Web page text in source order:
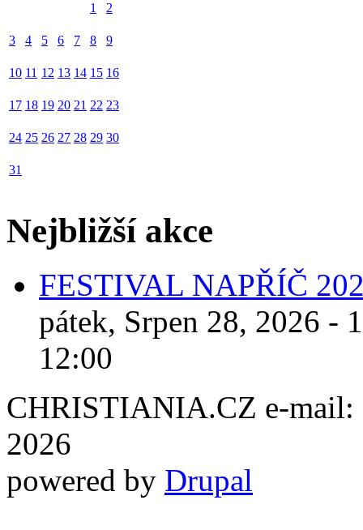
1
2
3 4 5 6 7 8 9
10 11 12 13 14 15 16
17 18 19 20 21 22 23
24 25 26 27 28 29 30
31
Nejbližší akce
FESTIVAL NAPŘÍČ
pátek, Srpen 28, 2026 -
12:00
CHRISTIANIA.CZ e-mail:
2026
powered by Drupal